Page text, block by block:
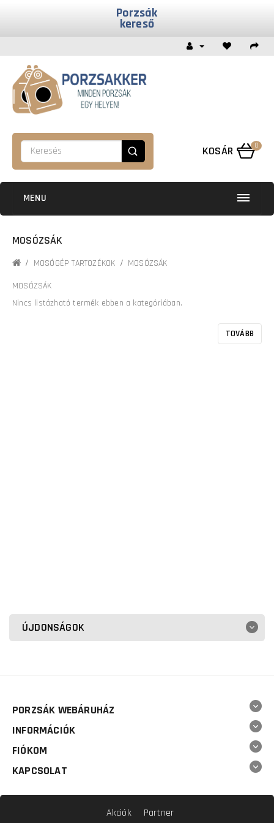
Porzsák
kereső
KOSÁR 0
MENU
MOSÓGÉP TARTOZÉKOK MOSÓZSÁK
MOSÓZSÁK
MOSÓZSÁK
Nincs listázható termék ebben a kategóriában.
TOVÁBB
ÚJDONSÁGOK
PORZSÁK WEBÁRUHÁZ
INFORMÁCIÓK
FIÓKOM
KAPCSOLAT
Akciók
Partner